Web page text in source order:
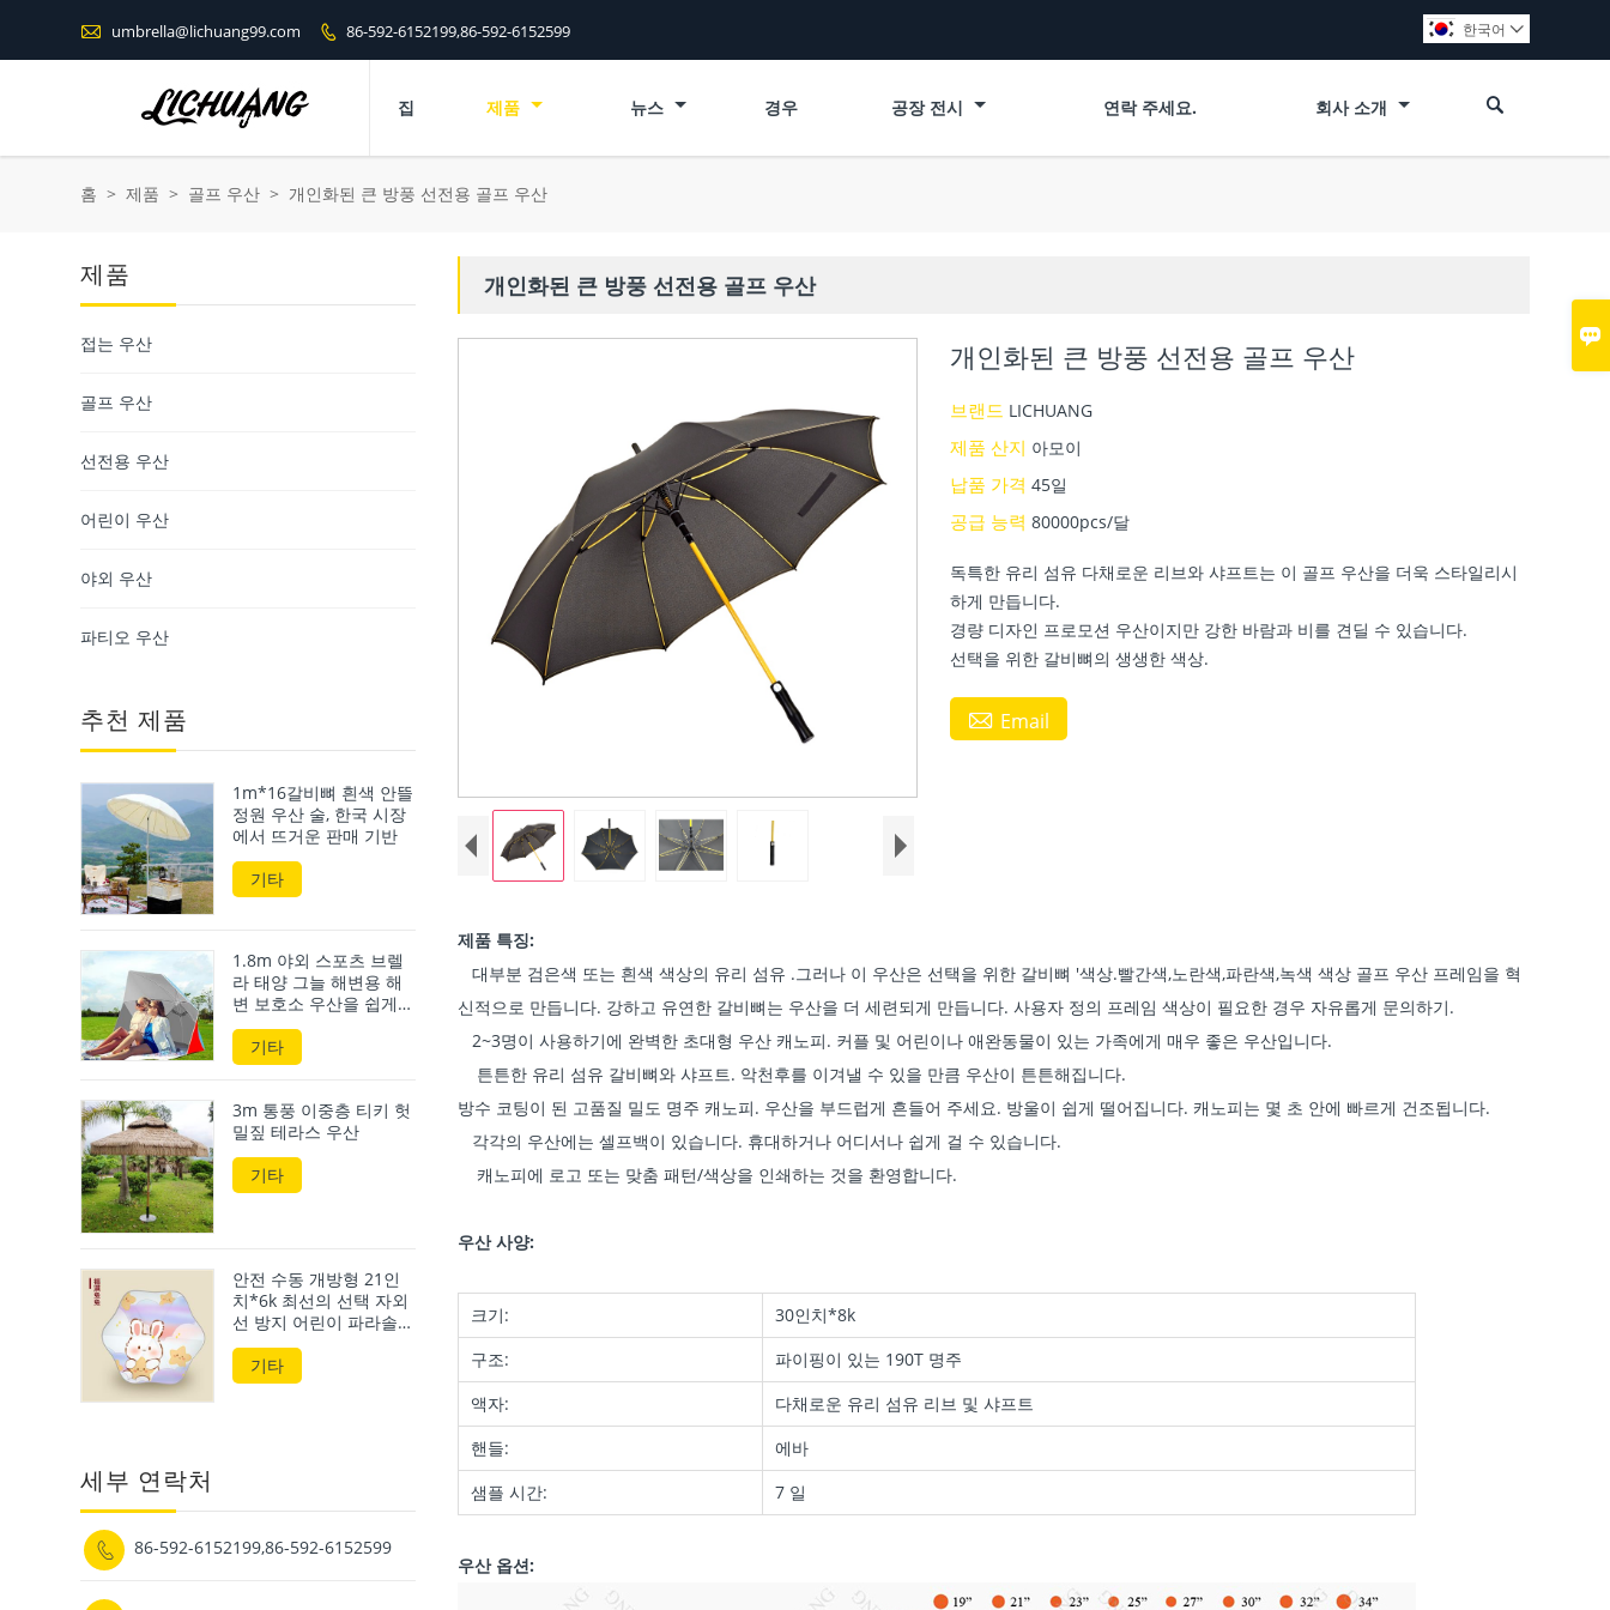

 umbrella@lichuang99.com  86-592-6152199,86-592-6152599 한국어 
집 제품 뉴스 경우 공장 전시 연락 주세요. 회사 소개 
홈 > 제품 > 골프 우산 > 개인화된 큰 방풍 선전용 골프 우산
개인화된 큰 방풍 선전용 골프 우산
개인화된 큰 방풍 선전용 골프 우산
브랜드 LICHUANG
제품 산지 아모이
납품 가격45일
공급 능력80000pcs/달
독특한 유리 섬유 다채로운 리브와 샤프트는 이 골프 우산을 더욱 스타일리시
하게 만듭니다.
경량 디자인 프로모션 우산이지만 강한 바람과 비를 견딜 수 있습니다.
선택을 위한 갈비뼈의 생생한 색상.
 Email
제품 특징:
대부분 검은색 또는 흰색 색상의 유리 섬유 .그러나 이 우산은 선택을 위한 갈비뼈 '색상.빨간색,노란색,파란색,녹색 색상 골프 우산 프레임을 혁
신적으로 만듭니다. 강하고 유연한 갈비뼈는 우산을 더 세련되게 만듭니다. 사용자 정의 프레임 색상이 필요한 경우 자유롭게 문의하기.
2~3명이 사용하기에 완벽한 초대형 우산 캐노피. 커플 및 어린이나 애완동물이 있는 가족에게 매우 좋은 우산입니다.
튼튼한 유리 섬유 갈비뼈와 샤프트. 악천후를 이겨낼 수 있을 만큼 우산이 튼튼해집니다.
방수 코팅이 된 고품질 밀도 명주 캐노피. 우산을 부드럽게 흔들어 주세요. 방울이 쉽게 떨어집니다. 캐노피는 몇 초 안에 빠르게 건조됩니다.
각각의 우산에는 셀프백이 있습니다. 휴대하거나 어디서나 쉽게 걸 수 있습니다.
캐노피에 로고 또는 맞춤 패턴/색상을 인쇄하는 것을 환영합니다.
우산 사양:
크기:
30인치*8k
구조:
파이핑이 있는 190T 명주
액자:
다채로운 유리 섬유 리브 및 샤프트
핸들:
에바
샘플 시간:
7 일
우산 옵션:
제품
접는 우산
골프 우산
선전용 우산
어린이 우산
야외 우산
파티오 우산
추천 제품
1m*16갈비뼈 흰색 안뜰
정원 우산 술, 한국 시장
에서 뜨거운 판매 기반
기타
1.8m 야외 스포츠 브렐
라 태양 그늘 해변용 해
변 보호소 우산을 쉽게
설정할 수 있습니다.
기타
3m 통풍 이중층 티키 헛
밀짚 테라스 우산
기타
안전 수동 개방형 21인
치*6k 최선의 선택 자외
선 방지 어린이 파라솔
및 비우산
기타
세부 연락처
 86-592-6152199,86-592-6152599